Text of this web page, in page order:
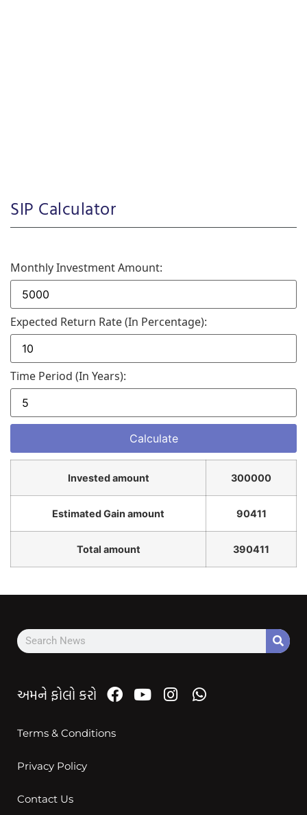
SIP Calculator
Monthly Investment Amount:
Expected Return Rate (in Percentage):
Time Period (in Years):
Invested amount 300000
Estimated Gain amount 90411
Total amount 390411
અમને ફોલો કરો
Terms & Conditions
Privacy Policy
Contact Us